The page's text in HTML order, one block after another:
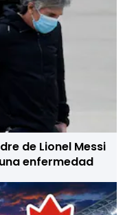
de Lionel Messi
enfermedad